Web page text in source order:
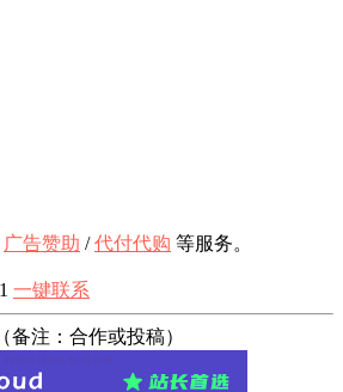
广告赞助 /代付代购 等服务。
一键联系
备注：合作或投稿）